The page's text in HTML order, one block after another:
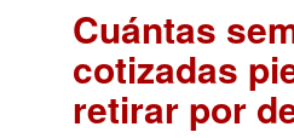
Cuántas
cotizadas
retirar por